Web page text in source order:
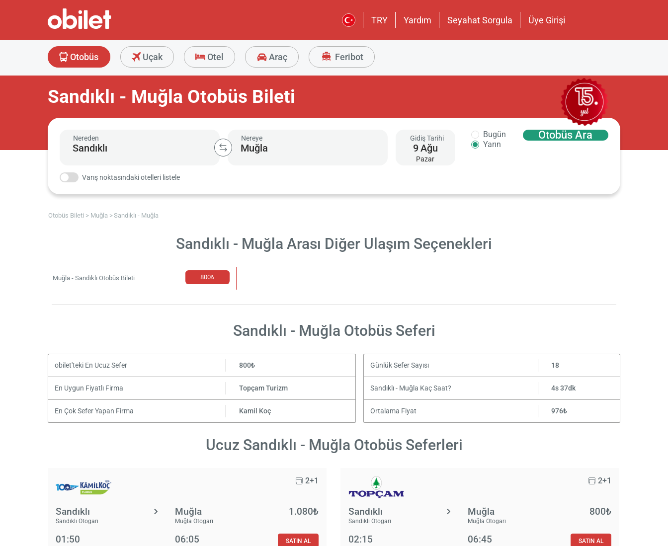
TRY Yardım Seyahat Sorgula Üye Girişi
Otobüs Uçak Otel Araç Feribot
Sandıklı - Muğla Otobüs Bileti
Nereden Nereye Gidiş Tarihi
9Ağu
Pazar
Bugün
Yarın
Otobüs Ara
Varış noktasındaki otelleri listele
Otobüs Bileti Muğla Sandıklı - Muğla
Sandıklı - Muğla Arası Diğer Ulaşım Seçenekleri
Muğla - Sandıklı Otobüs Bileti 800₺
Sandıklı - Muğla Otobüs Seferi
obilet'teki En Ucuz Sefer 800₺ Günlük Sefer Sayısı 18
En Uygun Fiyatlı Firma Topçam Turizm Sandıklı - Muğla Kaç Saat? 4s 37dk
En Çok Sefer Yapan Firma Kamil Koç Ortalama Fiyat 976₺
Ucuz Sandıklı - Muğla Otobüs Seferleri
2+1
Sandıklı
Sandıklı Otogarı
Muğla
Muğla Otogarı
1.080₺
01:50 06:05 SATIN AL
2+1
Sandıklı
Sandıklı Otogarı
Muğla
Muğla Otogarı
800₺
02:15 06:45 SATIN AL